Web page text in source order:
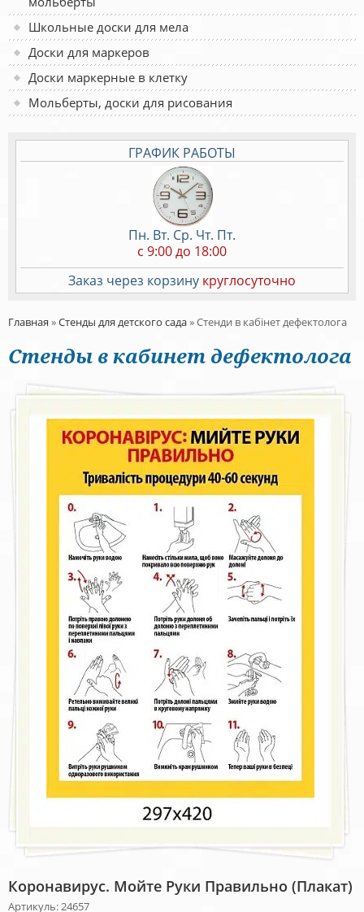
Школьные доски для мела
Доски для маркеров
Доски маркерные в клетку
Мольберты, доски для рисования
ГРАФИК РАБОТЫ
Пн. Вт. Ср. Чт. Пт.
c 9:00 до 18:00
Заказ через корзину круглосуточно
Главная »Стенды для детского сада»Стенди в кабінет дефектолога
Стенды в кабинет дефектолога
Коронавирус. Мойте Руки Правильно (плакат)
Артикуль: 24657